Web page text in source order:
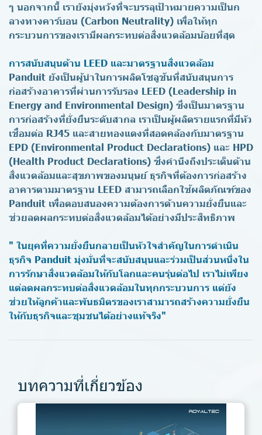
ๆ นอกจากนี้ เรายังมุ่งหวังที่จะบรรลุเป้าหมายความเป็นก
ลางทางคาร์บอน (Carbon Neutrality) เพื่อให้ทุก
กระบวนการของเรามีผลกระทบต่อสิ่งแวดล้อมน้อยที่สุด
การสนับสนุนด้าน LEED และมาตรฐานสิ่งแวดล้อม
Panduit ยังเป็นผู้นำในการผลิตโซลูชันที่สนับสนุนการ
ก่อสร้างอาคารที่ผ่านการรับรอง LEED (Leadership in
Energy and Environmental Design) ซึ่งเป็นมาตรฐาน
การก่อสร้างที่ยั่งยืนระดับสากล เราเป็นผู้ผลิตรายแรกที่มีหัว
เชื่อมต่อ RJ45 และสายทองแดงที่สอดคล้องกับมาตรฐาน
EPD (Environmental Product Declarations) และ HPD
(Health Product Declarations) ซึ่งคำนึงถึงประเด็นด้าน
สิ่งแวดล้อมและสุขภาพของมนุษย์ ธุรกิจที่ต้องการก่อสร้าง
อาคารตามมาตรฐาน LEED สามารถเลือกใช้ผลิตภัณฑ์ของ
Panduit เพื่อตอบสนองความต้องการด้านความยั่งยืนและ
ช่วยลดผลกระทบต่อสิ่งแวดล้อมได้อย่างมีประสิทธิภาพ
" ในยุคที่ความยั่งยืนกลายเป็นหัวใจสำคัญในการดำเนิน
ธุรกิจ Panduit มุ่งมั่นที่จะสนับสนุนและร่วมเป็นส่วนหนึ่งใน
การรักษาสิ่งแวดล้อมให้กับโลกและคนรุ่นต่อไป เราไม่เพียง
แต่ลดผลกระทบต่อสิ่งแวดล้อมในทุกกระบวนการ แต่ยัง
ช่วยให้ลูกค้าและพันธมิตรของเราสามารถสร้างความยั่งยืน
ให้กับธุรกิจและชุมชนได้อย่างแท้จริง"
บทความที่เกี่ยวข้อง